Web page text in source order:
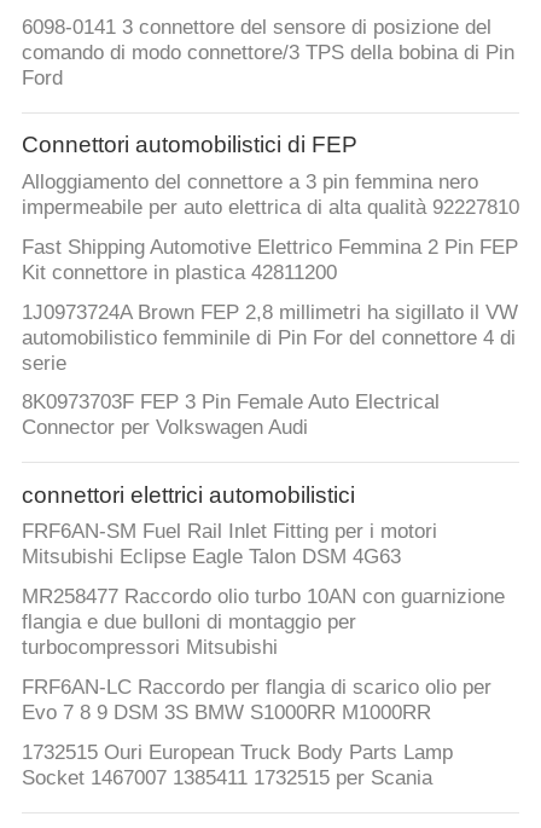
6098-0141 3 connettore del sensore di posizione del
comando di modo connettore/3 TPS della bobina di Pin
Ford
Connettori automobilistici di FEP
Alloggiamento del connettore a 3 pin femmina nero
impermeabile per auto elettrica di alta qualità 92227810
Fast Shipping Automotive Elettrico Femmina 2 Pin FEP
Kit connettore in plastica 42811200
1J0973724A Brown FEP 2,8 millimetri ha sigillato il VW
automobilistico femminile di Pin For del connettore 4 di
serie
8K0973703F FEP 3 Pin Female Auto Electrical
Connector per Volkswagen Audi
connettori elettrici automobilistici
FRF6AN-SM Fuel Rail Inlet Fitting per i motori
Mitsubishi Eclipse Eagle Talon DSM 4G63
MR258477 Raccordo olio turbo 10AN con guarnizione
flangia e due bulloni di montaggio per
turbocompressori Mitsubishi
FRF6AN-LC Raccordo per flangia di scarico olio per
Evo 7 8 9 DSM 3S BMW S1000RR M1000RR
1732515 Ouri European Truck Body Parts Lamp
Socket 1467007 1385411 1732515 per Scania